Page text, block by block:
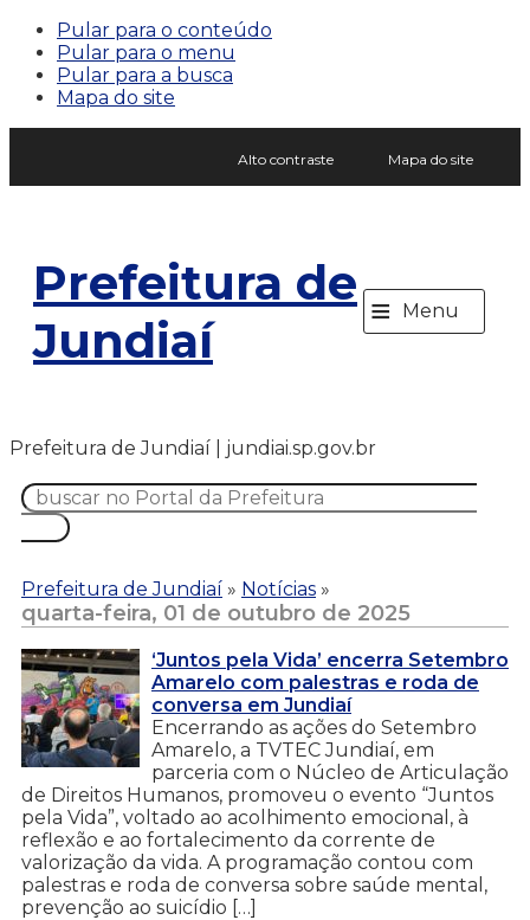
Pular para o conteúdo
Pular para o menu
Pular para a busca
Mapa do site
Alto contraste Mapa do site
Prefeitura de
Jundiaí
≡ Menu
Prefeitura de Jundiaí | jundiai.sp.gov.br
Prefeitura de Jundiaí » Notícias »
quarta-feira, 01 de outubro de 2025
‘Juntos pela Vida’ encerra Setembro
Amarelo com palestras e roda de
conversa em Jundiaí
Encerrando as ações do Setembro
Amarelo, a TVTEC Jundiaí, em
parceria com o Núcleo de Articulação
de Direitos Humanos, promoveu o evento “Juntos
pela Vida”, voltado ao acolhimento emocional, à
reflexão e ao fortalecimento da corrente de
valorização da vida. A programação contou com
palestras e roda de conversa sobre saúde mental,
prevenção ao suicídio […]